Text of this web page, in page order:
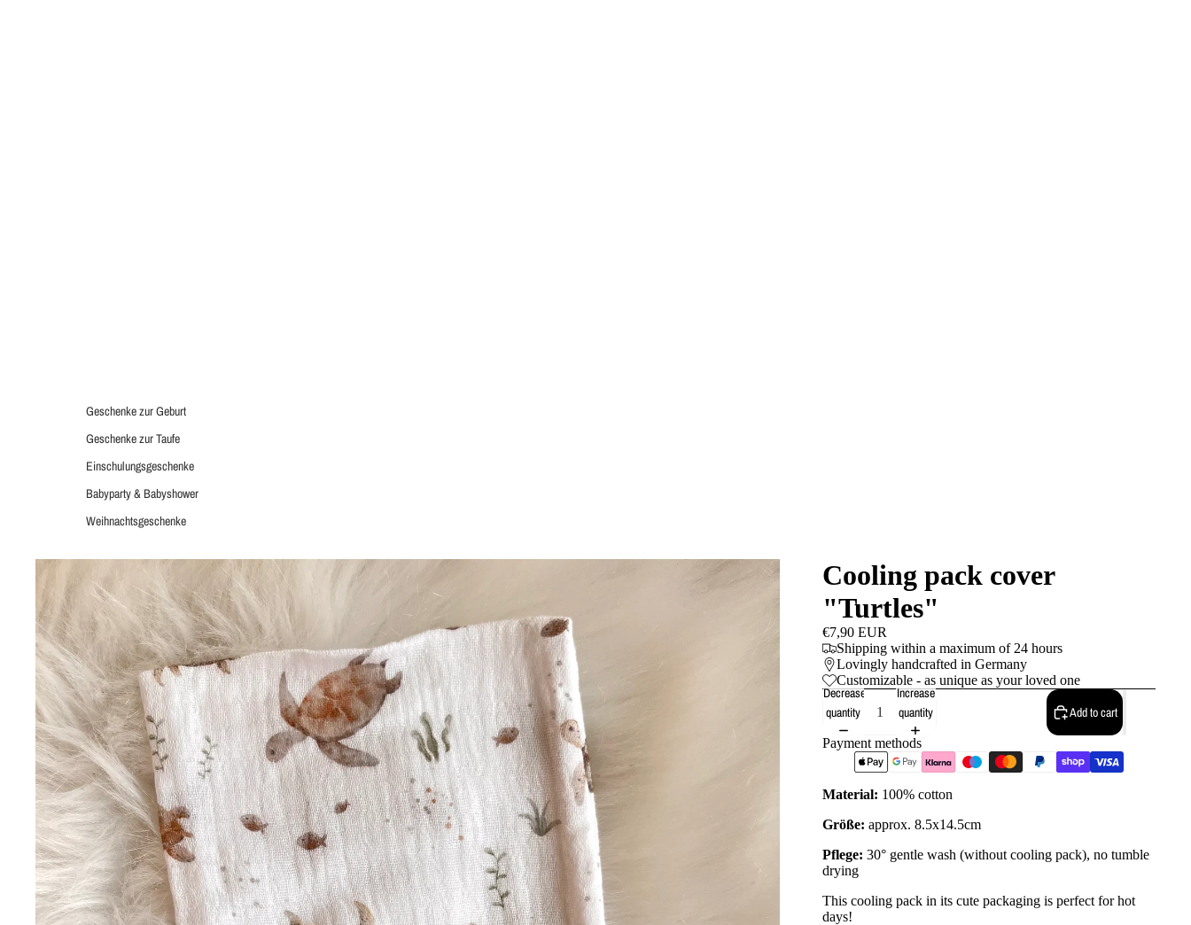
Geschenke zur Geburt
Geschenke zur Taufe
Einschulungsgeschenke
Babyparty & Babyshower
Weihnachtsgeschenke
Cooling pack cover
"Turtles"
€7,90 EUR
Shipping within a maximum of 24 hours
Lovingly handcrafted in Germany
Customizable - as unique as your loved one
Decrease
quantity
Increase
quantity
Add to cart
Payment methods
Material: 100% cotton
Größe: approx. 8.5x14.5cm
Pflege: 30° gentle wash (without cooling pack), no tumble
drying
This cooling pack in its cute packaging is perfect for hot
days!